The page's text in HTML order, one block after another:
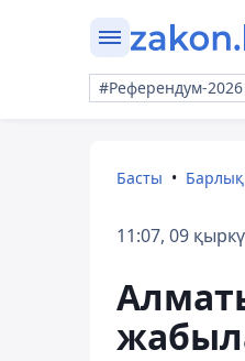
#Референдум-2026
Басты
11:07, 09